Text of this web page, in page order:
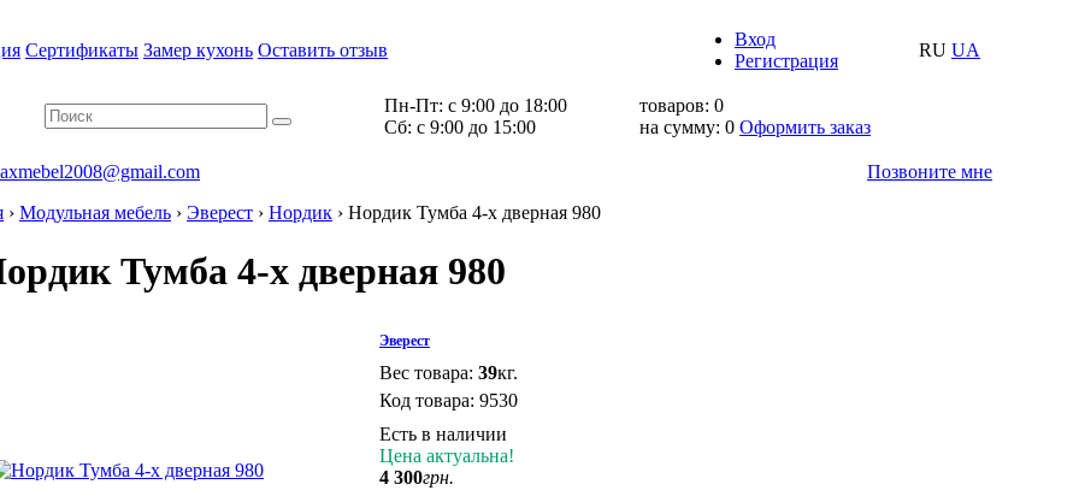
Сертификаты Замер кухонь Оставить отзыв
Вход
Регистрация
RU UA
Пн-Пт: с 9:00 до 18:00
Cб: с 9:00 до 15:00
товаров: 0
на сумму: 0 Оформить заказ
Позвоните мне
› Модульная мебель › Эверест › Нордик › Нордик Тумба 4-х дверная 980
Тумба 4-х дверная 980
Эверест
Вес товара: 39кг.
Код товара: 9530
Есть в наличии
Цена актуальна!
4 300грн.